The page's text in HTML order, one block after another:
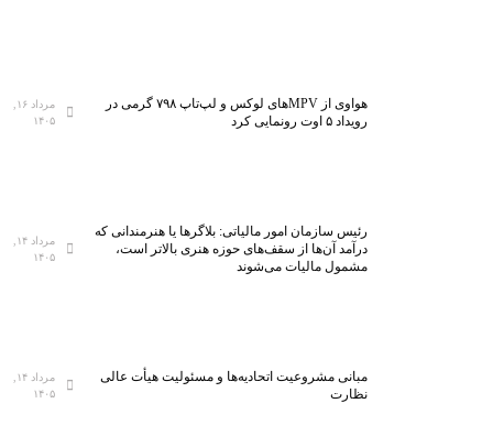
هواوی از MPVهای لوکس و لپ‌تاپ ۷۹۸ گرمی در
رویداد ۵ اوت رونمایی کرد
مرداد ۱۶,
۱۴۰۵
رئیس سازمان امور مالیاتی: بلاگر‌ها یا هنرمندانی که
درآمد آن‌ها از سقف‌های حوزه هنری بالاتر است،
مشمول مالیات می‌شوند
مرداد ۱۴,
۱۴۰۵
مبانی مشروعیت اتحادیه‌ها و مسئولیت هیأت عالی
نظارت
مرداد ۱۴,
۱۴۰۵